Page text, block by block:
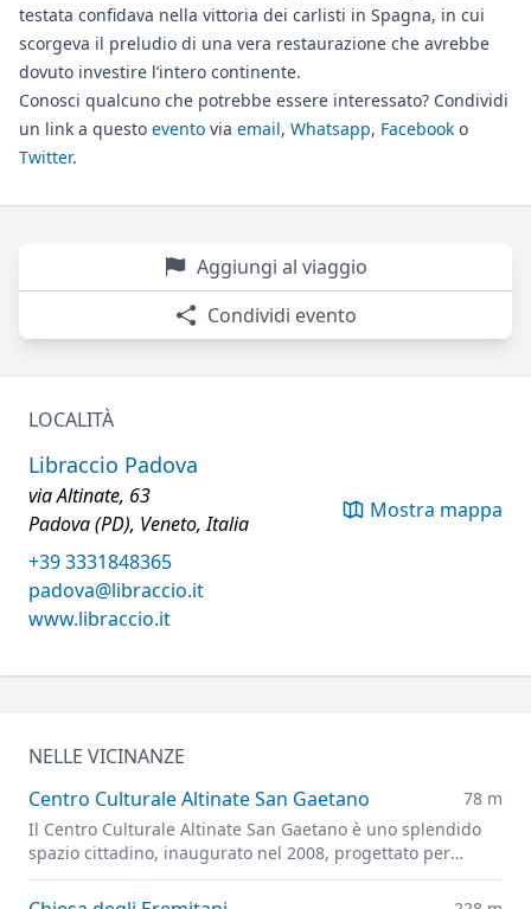
testata confidava nella vittoria dei carlisti in Spagna, in cui
scorgeva il preludio di una vera restaurazione che avrebbe
dovuto investire l’intero continente.
Conosci qualcuno che potrebbe essere interessato? Condividi
un link a questo evento via email, Whatsapp, Facebook o
Twitter.
Aggiungi al viaggio
Condividi evento
LOCALITÀ
Libraccio Padova
via Altinate, 63
Padova (PD), Veneto, Italia
Mostra mappa
+39 3331848365
padova@libraccio.it
www.libraccio.it
NELLE VICINANZE
Centro Culturale Altinate San Gaetano
78 m
Il Centro Culturale Altinate San Gaetano è uno splendido
spazio cittadino, inaugurato nel 2008, progettato per
promuovere e divulgare la cultura in tutte le sue forme.